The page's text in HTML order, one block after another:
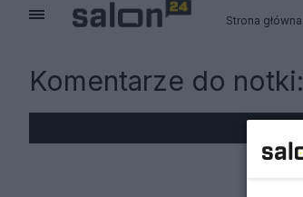
Strona główna
Komentarze do notki: